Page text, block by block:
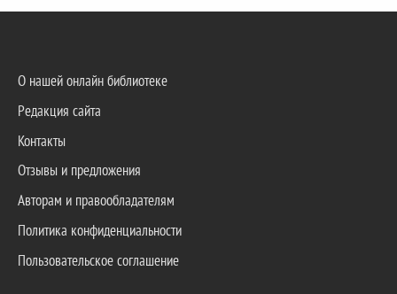
О нашей онлайн библиотеке
Редакция сайта
Контакты
Отзывы и предложения
Авторам и правообладателям
Политика конфиденциальности
Пользовательское соглашение